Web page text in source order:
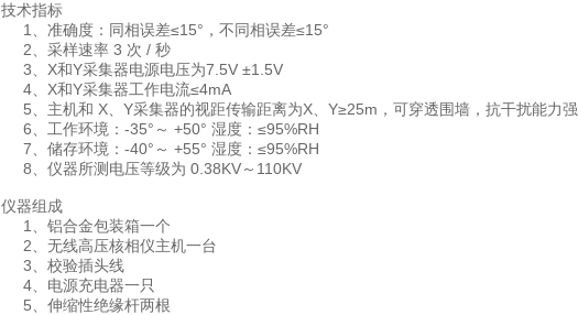
技术指标
1、准确度：同相误差≤15°，不同相误差≤15°
2、采样速率 3 次 / 秒
3、X和Y采集器电源电压为7.5V ±1.5V
4、X和Y采集器工作电流≤4mA
5、主机和 X、Y采集器的视距传输距离为X、Y≥25m，可穿透围墙，抗干扰能力强
6、工作环境：-35°～ +50° 湿度：≤95%RH
7、储存环境：-40°～ +55° 湿度：≤95%RH
8、仪器所测电压等级为 0.38KV～110KV
仪器组成
1、铝合金包装箱一个
2、无线高压核相仪主机一台
3、校验插头线
4、电源充电器一只
5、伸缩性绝缘杆两根